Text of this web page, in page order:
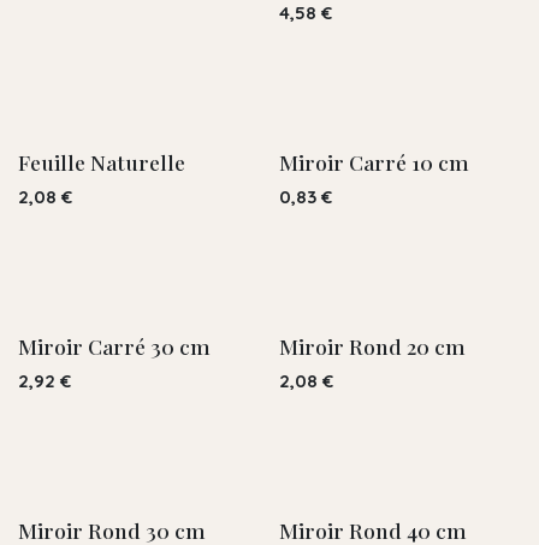
4,58 €
Feuille Naturelle
2,08 €
Miroir Carré 10 cm
0,83€
Miroir Carré 30 cm
2,92 €
Miroir Rond 20 cm
2,08 €
Miroir Rond 30 cm Miroir Rond 40 cm